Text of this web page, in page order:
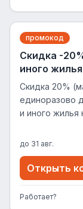
промокод
Скидка -
иного
Скидка 20%
единоразово
и иного жилья
до 31 авг.
Открыть
Работает?